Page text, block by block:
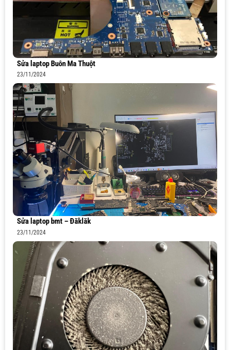
Sửa laptop Buôn Ma Thuột
23/11/2024
Sửa laptop bmt – Đăklăk
23/11/2024